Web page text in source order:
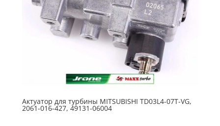
Актуатор для турбины MITSUBISHI TD03L4-07T-VG,
2061-016-427, 49131-06004